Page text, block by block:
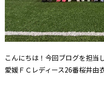
こんにちは！今回ブログを担当
愛媛ＦＣレディース26番桜井由